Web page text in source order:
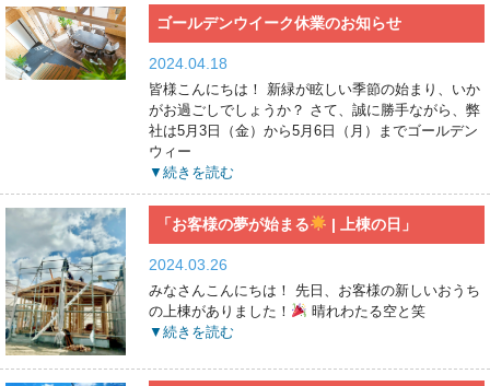
ゴールデンウイーク休業のお知らせ
2024.04.18
皆様こんにちは！ 新緑が眩しい季節の始まり、いか
がお過ごしでしょうか？ さて、誠に勝手ながら、弊
社は5月3日（金）から5月6日（月）までゴールデン
ウィー
▼続きを読む
「お客様の夢が始まる | 上棟の日」
2024.03.26
みなさんこんにちは！ 先日、お客様の新しいおうち
の上棟がありました！
晴れわたる空と笑
▼続きを読む